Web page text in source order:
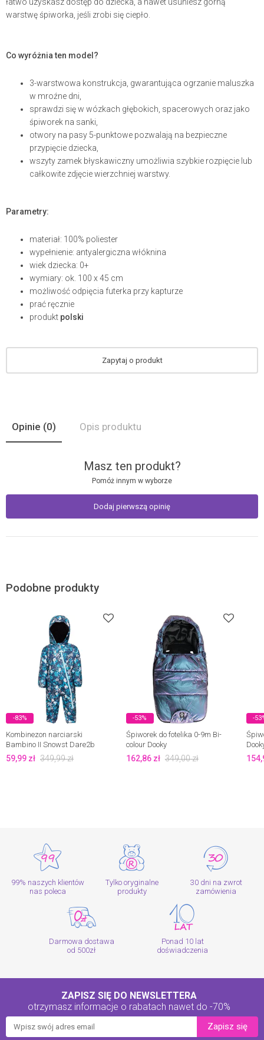
warstwę śpiworka, jeśli zrobi się ciepło.
Co wyróżnia ten model?
3-warstwowa konstrukcja, gwarantująca ogrzanie maluszka
w mroźne dni,
sprawdzi się w wózkach głębokich, spacerowych oraz jako
śpiworek na sanki,
otwory na pasy 5-punktowe pozwalają na bezpieczne
przypięcie dziecka,
wszyty zamek błyskawiczny umożliwia szybkie rozpięcie lub
całkowite zdjęcie wierzchniej warstwy.
Parametry:
materiał: 100% poliester
wypełnienie: antyalergiczna włóknina
wiek dziecka: 0+
wymiary: ok. 100 x 45 cm
możliwość odpięcia futerka przy kapturze
prać ręcznie
produkt polski
Zapytaj o produkt
Opinie (0) Opis produktu
Masz ten produkt?
Pomóż innym w wyborze
Dodaj pierwszą opinię
Podobne produkty
-83%
Kombinezon narciarski
Bambino II Snowst Dare2b
59,99 zł 349,99zł
-53%
Śpiworek do fotelika 0-9m Bi-
colour Dooky
162,86zł 349,00zł
-
99% naszych klientów
nas poleca
Tylko oryginalne
produkty
30 dni na zwrot
zamówienia
Darmowa dostawa
od 500zł
Ponad 10 lat
doświadczenia
ZAPISZ SIĘ DO NEWSLETTERA
otrzymasz informacje o rabatach nawet do -70%
Zapisz się